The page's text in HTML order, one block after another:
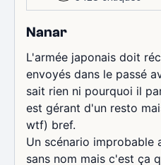
Nanar
L'armée japonais doit
envoyés dans le passé
sait rien ni pourquoi il
est gérant d'un resto
wtf) bref.
Un scénario improbable
sans nom mais c'est ça